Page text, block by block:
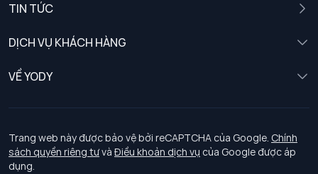
TIN TỨC
DỊCH VỤ KHÁCH HÀNG
Chính sách khách hàng thân thiết
Chính sách bảo vệ dữ liệu cá nhân
Chính sách thanh toán, giao nhận
VỀ YODY
Tuyển dụng
Trang web này được bảo vệ bởi reCAPTCHA của Google. Chính
sách quyền riêng tưvà Điều khoản dịch vụ của Google được áp
dụng.